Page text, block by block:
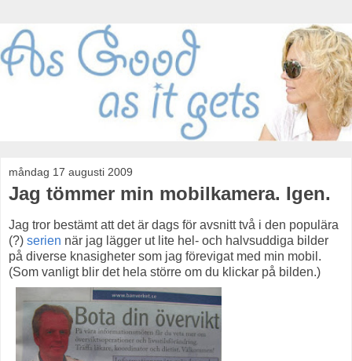
måndag 17 augusti 2009
Jag tömmer min mobilkamera. Igen.
Jag tror bestämt att det är dags för avsnitt två i den populära
(?) serien när jag lägger ut lite hel- och halvsuddiga bilder
på diverse knasigheter som jag förevigat med min mobil.
(Som vanligt blir det hela större om du klickar på bilden.)